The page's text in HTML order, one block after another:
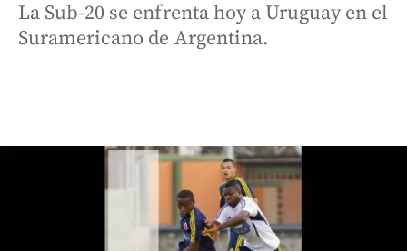
La Sub-20 se enfrenta hoy a Uruguay en el
Suramericano de Argentina.